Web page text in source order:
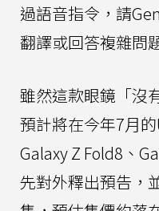
過語音指令，請
翻譯或回答複雜問
雖然這款眼鏡「沒
預計將在今年7月
Galaxy Z Fold8、
先對外釋出預告，